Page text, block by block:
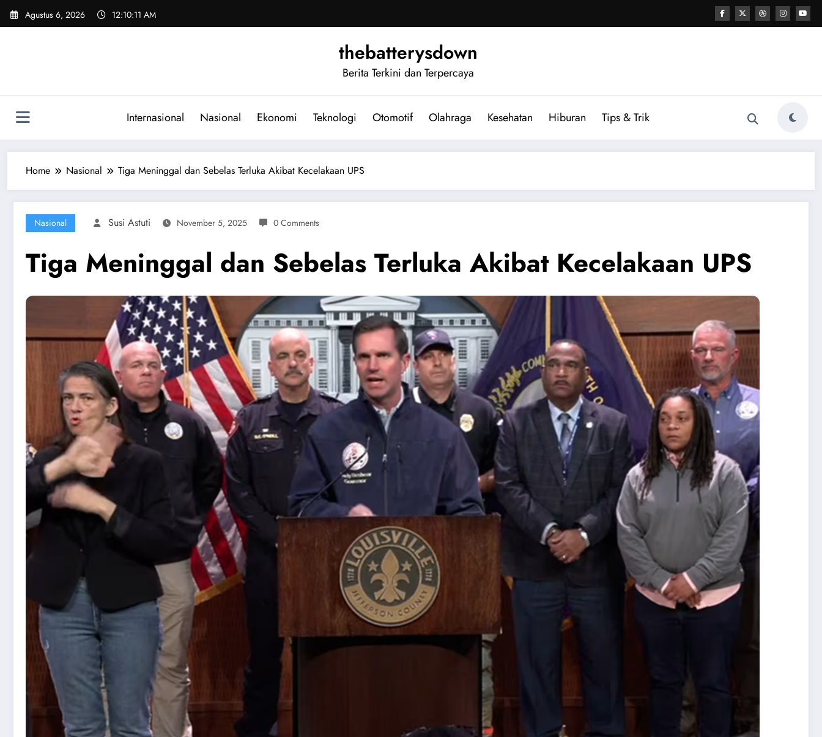
Skip
Agustus 6, 2026 12:10:12 AM
thebatterysdown
Berita Terkini dan Terpercaya
Internasional Nasional Ekonomi Teknologi Otomotif Olahraga Kesehatan Hiburan Tips & Trik
Home Nasional Tiga Meninggal dan Sebelas Terluka Akibat Kecelakaan UPS
Nasional Susi Astuti November 5, 2025 0 Comments
Tiga Meninggal dan Sebelas Terluka Akibat Kecelakaan UPS